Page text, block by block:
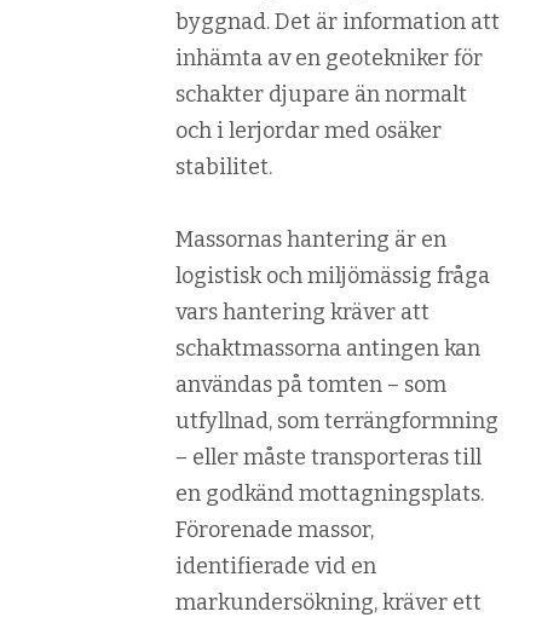
byggnad. Det är information att
inhämta av en geotekniker för
schakter djupare än normalt
och i lerjordar med osäker
stabilitet.
Massornas hantering är en
logistisk och miljömässig fråga
vars hantering kräver att
schaktmassorna antingen kan
användas på tomten – som
utfyllnad, som terrängformning
– eller måste transporteras till
en godkänd mottagningsplats.
Förorenade massor,
identifierade vid en
markundersökning, kräver ett